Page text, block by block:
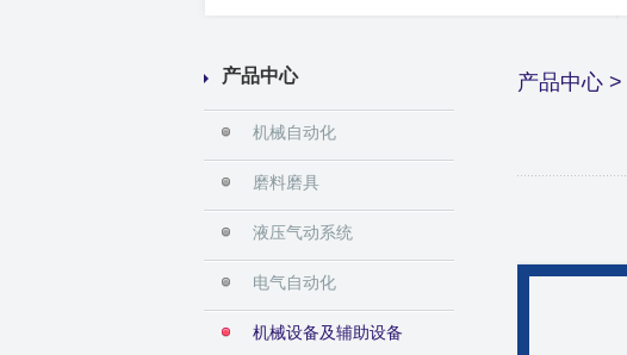
产品中心
机械自动化
磨料磨具
液压气动系统
电气自动化
机械设备及辅助设备
产品中心>